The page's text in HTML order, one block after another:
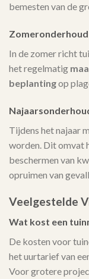
bemesten van de
Zomeronderhoud
In de zomer richt
het regelmatig
beplantingop
Tijdens het najaar
worden. Dit omvat
beschermen van
opruimen van
Veelgestelde
Wat kost een
De kosten voor
het uurtarief van
Voor grotere